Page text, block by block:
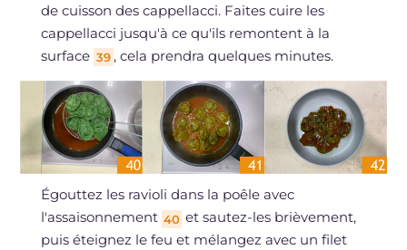
de cuisson des cappellacci. Faites cuire les
cappellacci jusqu'à ce qu'ils remontent à la
surface 39 , cela prendra quelques minutes.
Égouttez les ravioli dans la poêle avec
l'assaisonnement 40 et sautez-les brièvement,
puis éteignez le feu et mélangez avec un filet